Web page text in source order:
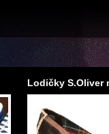
Lodičky S.Oliver